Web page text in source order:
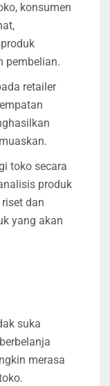
konsumen
pembelian.
retailer
toko secara
produk
dan
yang akan
suka
merasa